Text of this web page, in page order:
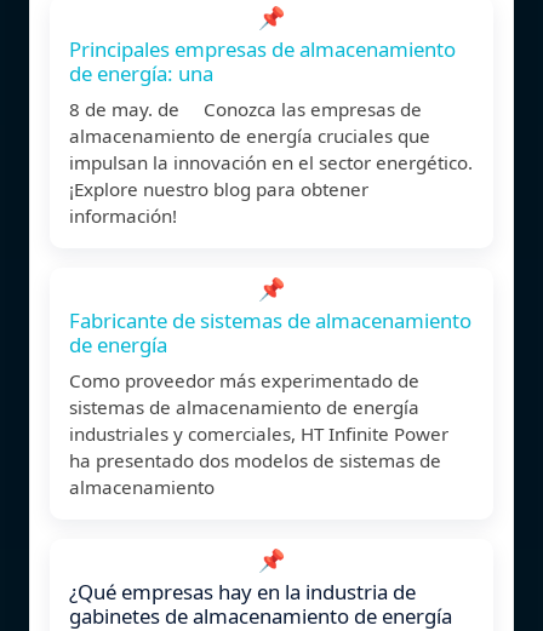
📌
Principales empresas de almacenamiento
de energía: una
8 de may. de Conozca las empresas de
almacenamiento de energía cruciales que
impulsan la innovación en el sector energético.
¡Explore nuestro blog para obtener
información!
📌
Fabricante de sistemas de almacenamiento
de energía
Como proveedor más experimentado de
sistemas de almacenamiento de energía
industriales y comerciales, HT Infinite Power
ha presentado dos modelos de sistemas de
almacenamiento
📌
¿Qué empresas hay en la industria de
gabinetes de almacenamiento de energía